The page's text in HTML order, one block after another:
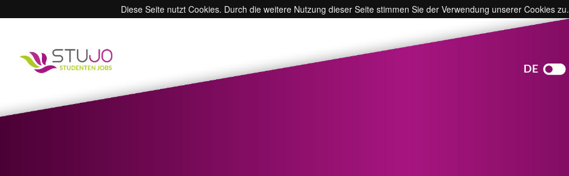
Diese Seite nutzt Cookies. Durch die weitere Nutzung dieser Seite stimmen Sie der Verwendung unserer Cookies zu.
DE